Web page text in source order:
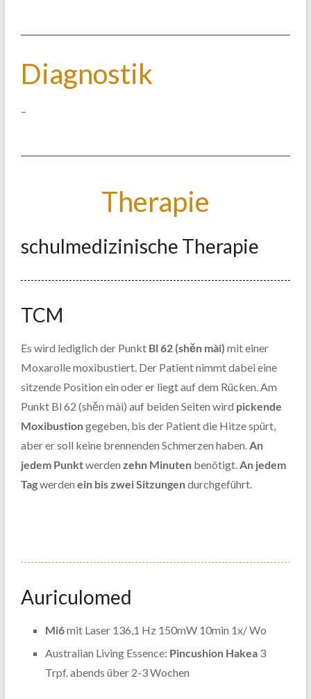
Diagnostik
–
Therapie
schulmedizinische Therapie
TCM
Es wird lediglich der Punkt Bl 62 (shěn mài) mit einer
Moxarolle moxibustiert. Der Patient nimmt dabei eine
sitzende Position ein oder er liegt auf dem Rücken. Am
Punkt Bl 62 (shěn mài) auf beiden Seiten wird pickende
Moxibustiongegeben, bis der Patient die Hitze spürt,
aber er soll keine brennenden Schmerzen haben.An
jedem Punktwerden zehn Minutenbenötigt.An jedem
Tagwerden ein bis zwei Sitzungendurchgeführt.
Auriculomed
Mi6mit Laser 136,1 Hz 150mW 10min 1x/ Wo
Australian Living Essence: Pincushion Hakea3
Trpf. abends über 2-3 Wochen